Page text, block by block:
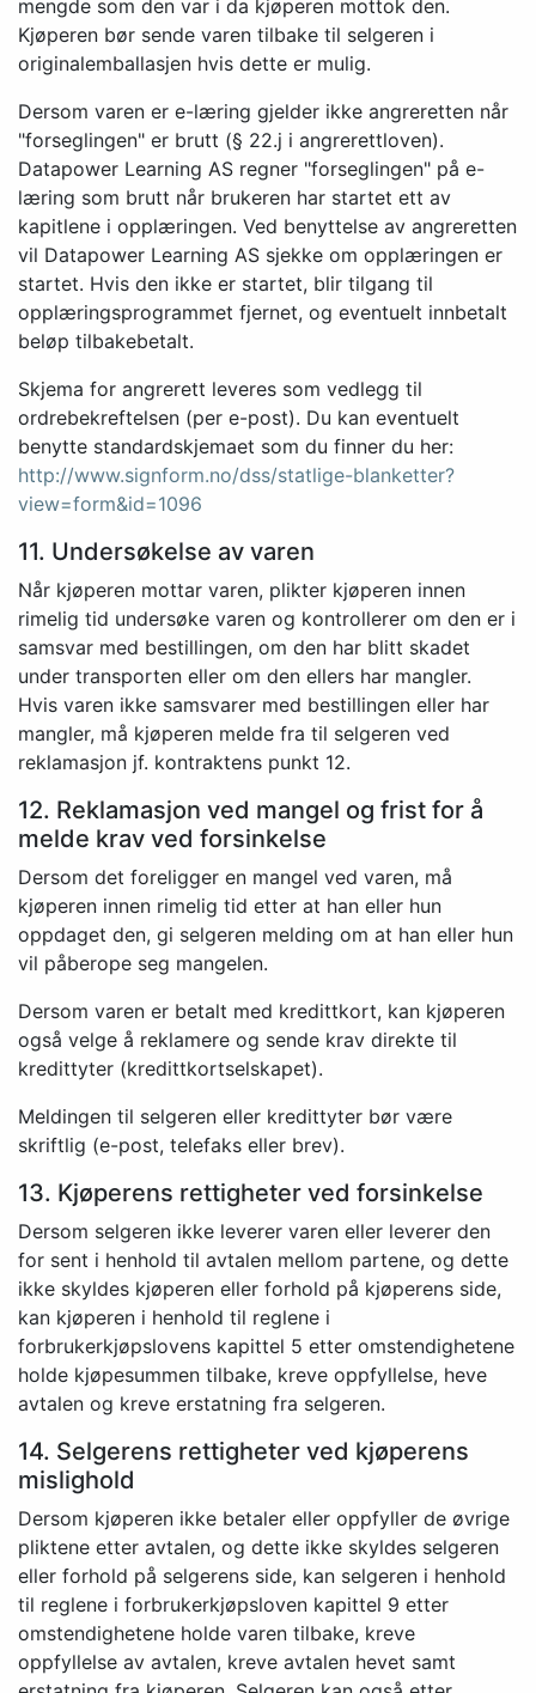
mengde som den var i da kjøperen mottok den.
Kjøperen bør sende varen tilbake til selgeren i
originalemballasjen hvis dette er mulig.
Dersom varen er e-læring gjelder ikke angreretten når
"forseglingen" er brutt (§ 22.j i angrerettloven).
Datapower Learning AS regner "forseglingen" på e-
læring som brutt når brukeren har startet ett av
kapitlene i opplæringen. Ved benyttelse av angreretten
vil Datapower Learning AS sjekke om opplæringen er
startet. Hvis den ikke er startet, blir tilgang til
opplæringsprogrammet fjernet, og eventuelt innbetalt
beløp tilbakebetalt.
Skjema for angrerett leveres som vedlegg til
ordrebekreftelsen (per e-post). Du kan eventuelt
benytte standardskjemaet som du finner du her:
http://www.signform.no/dss/statlige-blanketter?
view=form&id=1096
11. Undersøkelse av varen
Når kjøperen mottar varen, plikter kjøperen innen
rimelig tid undersøke varen og kontrollerer om den er i
samsvar med bestillingen, om den har blitt skadet
under transporten eller om den ellers har mangler.
Hvis varen ikke samsvarer med bestillingen eller har
mangler, må kjøperen melde fra til selgeren ved
reklamasjon jf. kontraktens punkt 12.
12. Reklamasjon ved mangel og frist for å
melde krav ved forsinkelse
Dersom det foreligger en mangel ved varen, må
kjøperen innen rimelig tid etter at han eller hun
oppdaget den, gi selgeren melding om at han eller hun
vil påberope seg mangelen.
Dersom varen er betalt med kredittkort, kan kjøperen
også velge å reklamere og sende krav direkte til
kredittyter (kredittkortselskapet).
Meldingen til selgeren eller kredittyter bør være
skriftlig (e-post, telefaks eller brev).
13. Kjøperens rettigheter ved forsinkelse
Dersom selgeren ikke leverer varen eller leverer den
for sent i henhold til avtalen mellom partene, og dette
ikke skyldes kjøperen eller forhold på kjøperens side,
kan kjøperen i henhold til reglene i
forbrukerkjøpslovens kapittel 5 etter omstendighetene
holde kjøpesummen tilbake, kreve oppfyllelse, heve
avtalen og kreve erstatning fra selgeren.
14. Selgerens rettigheter ved kjøperens
mislighold
Dersom kjøperen ikke betaler eller oppfyller de øvrige
pliktene etter avtalen, og dette ikke skyldes selgeren
eller forhold på selgerens side, kan selgeren i henhold
til reglene i forbrukerkjøpsloven kapittel 9 etter
omstendighetene holde varen tilbake, kreve
oppfyllelse av avtalen, kreve avtalen hevet samt